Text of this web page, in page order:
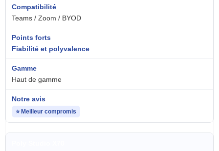
Teams / Zoom / BYOD
Fiabilité et polyvalence
Haut de gamme
⭐ Meilleur compromis